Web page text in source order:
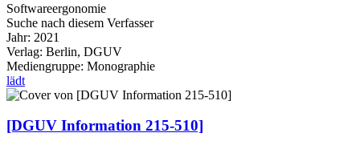
Softwareergonomie
Suche nach diesem Verfasser
Jahr: 2021
Verlag: Berlin, DGUV
Mediengruppe: Monographie
lädt
[DGUV Information 215-510]